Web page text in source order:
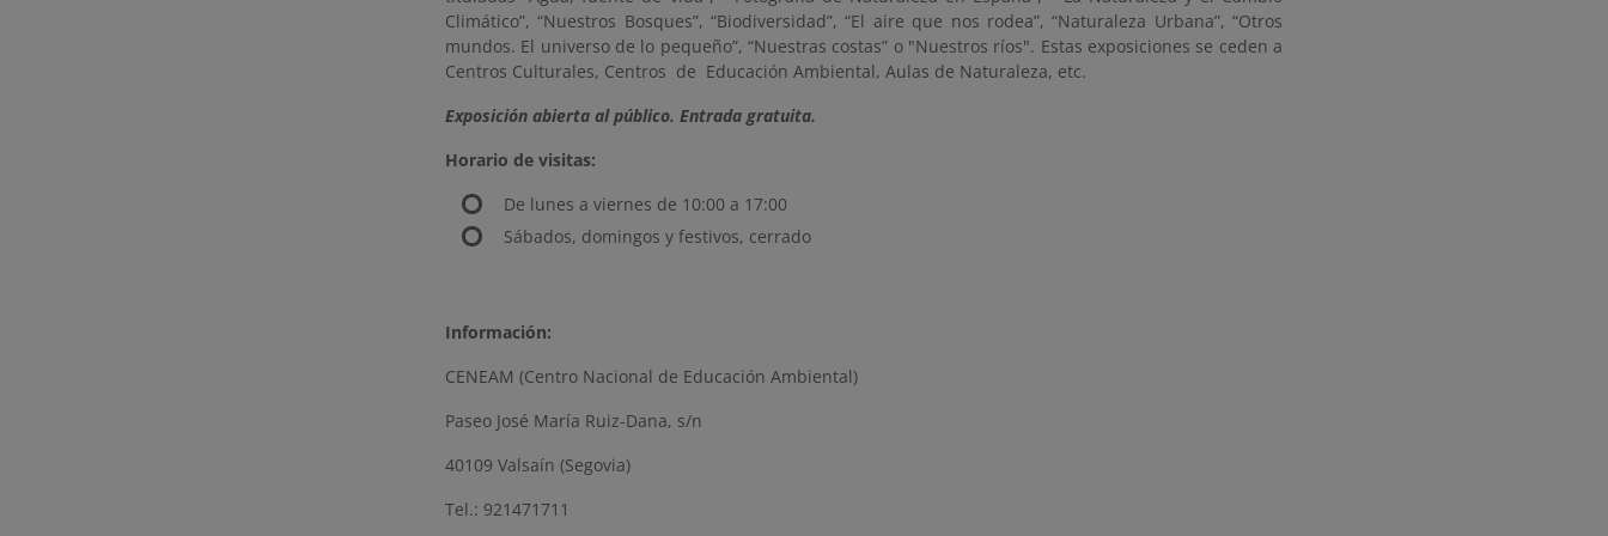
Climático”, “Nuestros Bosques”, “Biodiversidad”, “El aire que nos rodea”, “Naturaleza Urbana”, “Otros
mundos. El universo de lo pequeño”, “Nuestras costas” o "Nuestros ríos". Estas exposiciones se ceden a
Centros Culturales, Centros de Educación Ambiental, Aulas de Naturaleza, etc.
Exposición abierta al público. Entrada gratuita.
Horario de visitas:
De lunes a viernes de 10:00 a 17:00
Sábados, domingos y festivos, cerrado
Información:
CENEAM (Centro Nacional de Educación Ambiental)
Paseo José María Ruiz-Dana, s/n
40109 Valsaín (Segovia)
Tel.: 921471711